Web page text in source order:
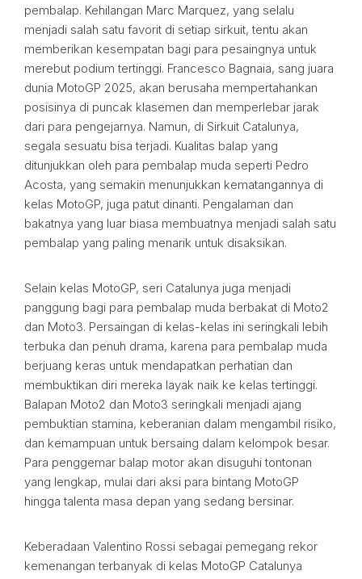
pembalap. Kehilangan Marc Marquez, yang selalu
menjadi salah satu favorit di setiap sirkuit, tentu akan
memberikan kesempatan bagi para pesaingnya untuk
merebut podium tertinggi. Francesco Bagnaia, sang juara
dunia MotoGP 2025, akan berusaha mempertahankan
posisinya di puncak klasemen dan memperlebar jarak
dari para pengejarnya. Namun, di Sirkuit Catalunya,
segala sesuatu bisa terjadi. Kualitas balap yang
ditunjukkan oleh para pembalap muda seperti Pedro
Acosta, yang semakin menunjukkan kematangannya di
kelas MotoGP, juga patut dinanti. Pengalaman dan
bakatnya yang luar biasa membuatnya menjadi salah satu
pembalap yang paling menarik untuk disaksikan.
Selain kelas MotoGP, seri Catalunya juga menjadi
panggung bagi para pembalap muda berbakat di Moto2
dan Moto3. Persaingan di kelas-kelas ini seringkali lebih
terbuka dan penuh drama, karena para pembalap muda
berjuang keras untuk mendapatkan perhatian dan
membuktikan diri mereka layak naik ke kelas tertinggi.
Balapan Moto2 dan Moto3 seringkali menjadi ajang
pembuktian stamina, keberanian dalam mengambil risiko,
dan kemampuan untuk bersaing dalam kelompok besar.
Para penggemar balap motor akan disuguhi tontonan
yang lengkap, mulai dari aksi para bintang MotoGP
hingga talenta masa depan yang sedang bersinar.
Keberadaan Valentino Rossi sebagai pemegang rekor
kemenangan terbanyak di kelas MotoGP Catalunya